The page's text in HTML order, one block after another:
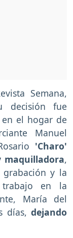
Semana,
decisión fue
el hogar de
Manuel
'Charo'
maquilladora,
y la
en la
María del
días, dejando